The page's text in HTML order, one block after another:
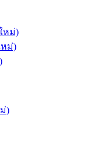
หม่)
หม่)
)